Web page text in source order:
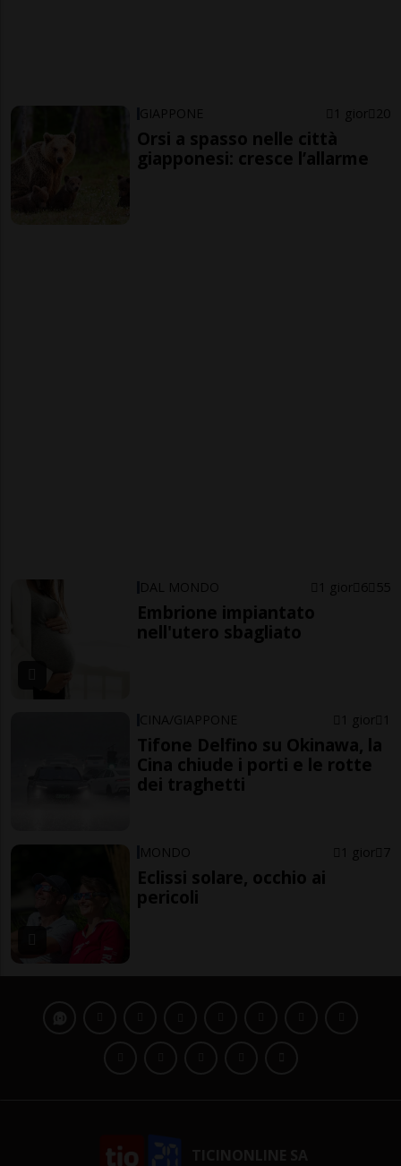
GIAPPONE 1 gior 20
Orsi a spasso nelle città
giapponesi: cresce l’allarme
DAL MONDO 1 gior 6 55
Embrione impiantato
nell'utero sbagliato
CINA/GIAPPONE 1 gior 1
Tifone Delfino su Okinawa, la
Cina chiude i porti e le rotte
dei traghetti
MONDO 1 gior 7
Eclissi solare, occhio ai
pericoli